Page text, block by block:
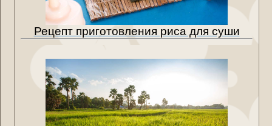
Рецепт приготовления риса для суши